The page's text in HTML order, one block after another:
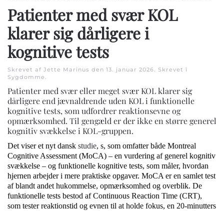
Patienter med svær KOL
klarer sig dårligere i
kognitive tests
Skrevet af Jette Marinus den 13. januar 2026. Skrevet i
Sygdomme.
Patienter med svær eller meget svær KOL klarer sig
dårligere end jævnaldrende uden KOL i funktionelle
kognitive tests, som udfordrer reaktionsevne og
opmærksomhed. Til gengæld er der ikke en større generel
kognitiv svækkelse i KOL-gruppen.
Det viser et nyt dansk studie, s, som omfatter både Montreal
Cognitive Assessment (MoCA) – en vurdering af generel kognitiv
svækkelse – og funktionelle kognitive tests, som måler, hvordan
hjernen arbejder i mere praktiske opgaver. MoCA er en samlet test
af blandt andet hukommelse, opmærksomhed og overblik. De
funktionelle tests bestod af Continuous Reaction Time (CRT),
som tester reaktionstid og evnen til at holde fokus, en 20-minutters